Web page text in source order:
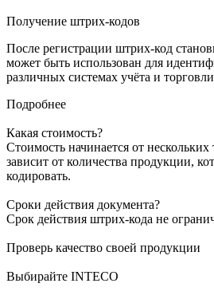
Получение штрих-кодов
После регистрации штрих-код
может быть использован для
различных системах учёта и
Подробнее
Какая стоимость?
Стоимость начинается от
зависит от количества продукции,
кодировать.
Сроки действия документа?
Срок действия штрих-кода не
Проверь качество своей продукции
Выбирайте INTECO